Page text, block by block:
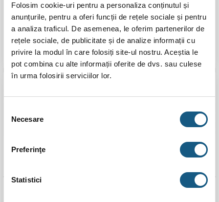
Folosim cookie-uri pentru a personaliza conținutul și
anunțurile, pentru a oferi funcții de rețele sociale și pentru
a analiza traficul. De asemenea, le oferim partenerilor de
rețele sociale, de publicitate și de analize informații cu
privire la modul în care folosiți site-ul nostru. Aceștia le
pot combina cu alte informații oferite de dvs. sau culese
în urma folosirii serviciilor lor.
consimțământului
Necesare
Preferinţe
Statistici
Protherm Ray 18 KE 14EU,
18 kW, alimentare 380V
3.167,00lei
ADAUGĂ ÎN COȘ
Protherm Ray 21 KE 14EU,
21 kW, alimentare 380V
3.355,00lei
ADAUGĂ ÎN COȘ
Centrala electrica